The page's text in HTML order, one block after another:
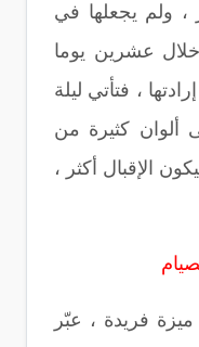
، ولم يجعلها في
خلال عشرين يوما
، فتأتي ليلة
ألوان كثيرة من
الإقبال أكثر ،
فريدة ، عبّر